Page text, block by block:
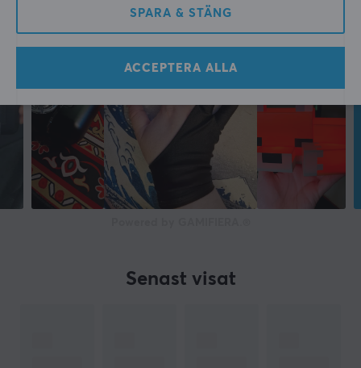
Senast visat
SPARA & STÄNG
ACCEPTERA ALLA